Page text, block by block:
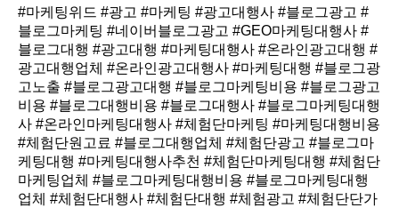
#마케팅위드 #광고 #마케팅 #광고대행사 #블로그광고 #
블로그마케팅 #네이버블로그광고 #GEO마케팅대행사 #
블로그대행 #광고대행 #마케팅대행사 #온라인광고대행 #
광고대행업체 #온라인광고대행사 #마케팅대행 #블로그광
고노출 #블로그광고대행 #블로그마케팅비용 #블로그광고
비용 #블로그대행비용 #블로그대행사 #블로그마케팅대행
사 #온라인마케팅대행사 #체험단마케팅 #마케팅대행비용
#체험단원고료 #블로그대행업체 #체험단광고 #블로그마
케팅대행 #마케팅대행사추천 #체험단마케팅대행 #체험단
마케팅업체 #블로그마케팅대행비용 #블로그마케팅대행
업체 #체험단대행사 #체험단대행 #체험광고 #체험단단가